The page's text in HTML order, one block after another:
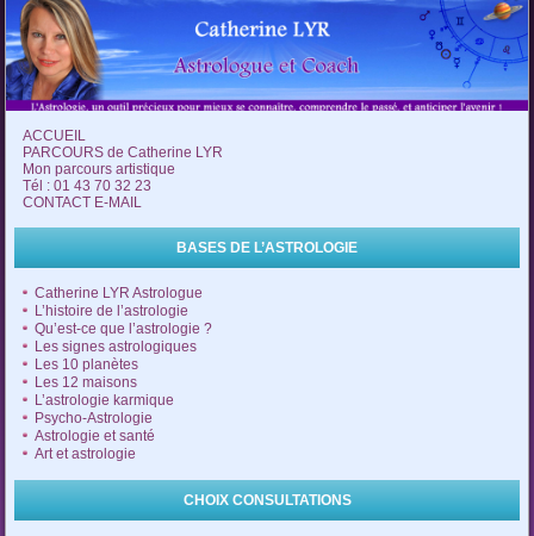
ACCUEIL
PARCOURS de Catherine LYR
Mon parcours artistique
Tél : 01 43 70 32 23
CONTACT E-MAIL
BASES DE L’ASTROLOGIE
Catherine LYR Astrologue
L’histoire de l’astrologie
Qu’est-ce que l’astrologie ?
Les signes astrologiques
Les 10 planètes
Les 12 maisons
L’astrologie karmique
Psycho-Astrologie
Astrologie et santé
Art et astrologie
CHOIX CONSULTATIONS